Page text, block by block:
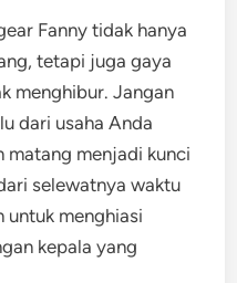
Fanny tidak hanya
tetapi juga gaya
menghibur. Jangan
dari usaha Anda
matang menjadi kunci
selewatnya waktu
untuk menghiasi
kepala yang